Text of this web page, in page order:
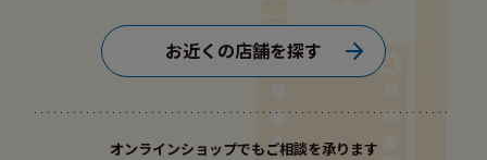
お近くの店舗を探す
オンラインショップでもご相談を承ります